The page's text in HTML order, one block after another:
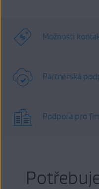
Možnosti
Partnerská
Podpora pro